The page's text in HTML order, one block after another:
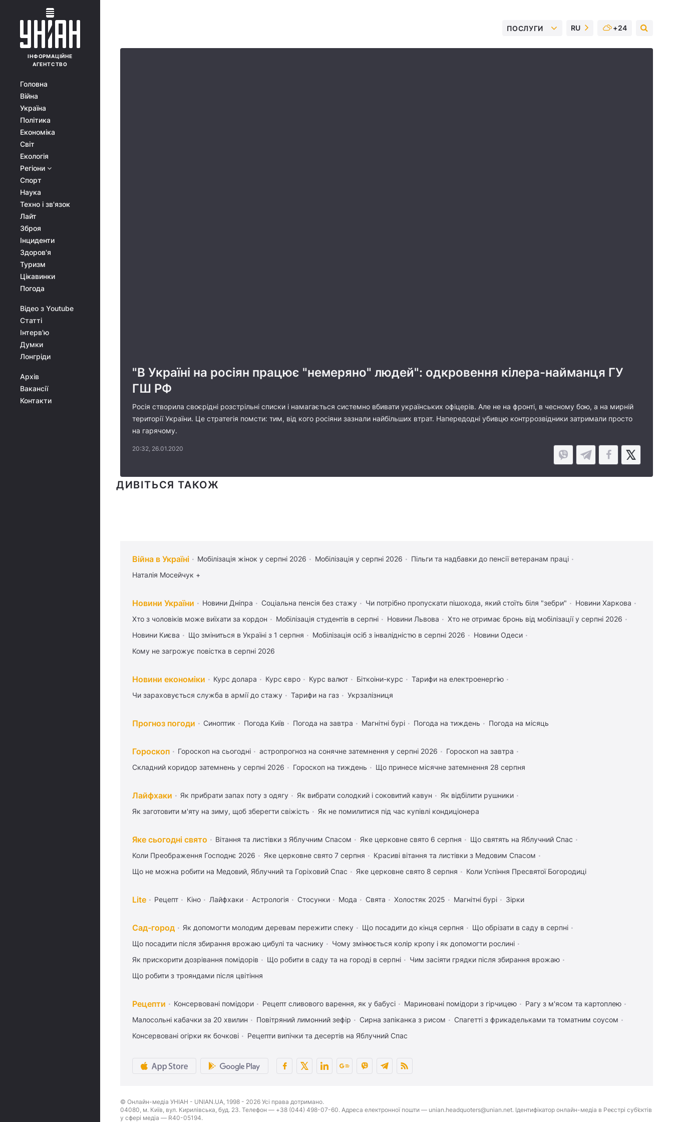
ІНФОРМАЦІЙНЕ
АГЕНТСТВО
Головна
Війна
Україна
Політика
Економіка
Світ
Екологія
Регіони
Спорт
Наука
Техно і зв'язок
Лайт
Зброя
Інциденти
Здоров'я
Туризм
Цікавинки
Погода
Відео з Youtube
Статті
Інтерв'ю
Думки
Лонгріди
Архів
Вакансії
Контакти
ПОСЛУГИ RU +24
"В Україні на росіян працює "немеряно" людей": одкровення кілера-найманця ГУ
ГШ РФ
Росія створила своєрідні розстрільні списки і намагається системно вбивати українських офіцерів. Але не на фронті, в чесному бою, а на мирній
території України. Це стратегія помсти: тим, від кого росіяни зазнали найбільших втрат. Напередодні убивцю контррозвідники затримали просто
на гарячому.
20:32, 26.01.2020
ДИВІТЬСЯ ТАКОЖ
Війна в Україні Мобілізація жінок у серпні 2026 Мобілізація у серпні 2026
Пільги та надбавки до пенсії ветеранам праці
Наталія Мосейчук +
Новини України Новини Дніпра Соціальна пенсія без стажу Чи потрібно пропускати пішохода, який стоїть біля "зебри"
Новини Харкова
Хто з чоловіків може виїхати за кордон
Мобілізація студентів в серпні Новини Львова
Хто не отримає бронь від мобілізації у серпні 2026
Новини Києва
Що зміниться в Україні з 1 серпня Мобілізація осіб з інвалідністю в серпні 2026
Новини Одеси
Кому не загрожує повістка в серпні 2026
Новини економіки Курс долара Курс євро Курс валют Біткоіни-курс
Тарифи на електроенергію
Чи зараховується служба в армії до стажу
Тарифи на газ Укрзалізниця
Прогноз погоди Синоптик Погода Київ Погода на завтра Магнітні бурі Погода на тиждень Погода на місяць
Гороскоп Гороскоп на сьогодні астропрогноз на сонячне затемнення у серпні 2026
Гороскоп на завтра
Складний коридор затемнень у серпні 2026
Гороскоп на тиждень Що принесе місячне затемнення 28 серпня
Лайфхаки Як прибрати запах поту з одягу Як вибрати солодкий і соковитий кавун
Як відбілити рушники
Як заготовити м'яту на зиму, щоб зберегти свіжість
Як не помилитися під час купівлі кондиціонера
Яке сьогодні свято Вітання та листівки з Яблучним Спасом Яке церковне свято 6 серпня
Що святять на Яблучний Спас
Коли Преображення Господнє 2026
Яке церковне свято 7 серпня
Красиві вітання та листівки з Медовим Спасом
Що не можна робити на Медовий, Яблучний та Горіховий Спас
Яке церковне свято 8 серпня Коли Успіння Пресвятої Богородиці
Lite Рецепт Кіно Лайфхаки Астрологія Стосунки Мода Свята Холостяк 2025 Магнітні бурі Зірки
Сад-город Як допомогти молодим деревам пережити спеку Що посадити до кінця серпня
Що обрізати в саду в серпні
Що посадити після збирання врожаю цибулі та часнику
Чому змінюється колір кропу і як допомогти рослині
Як прискорити дозрівання помідорів
Що робити в саду та на городі в серпні
Чим засіяти грядки після збирання врожаю
Що робити з трояндами після цвітіння
Рецепти Консервовані помідори Рецепт сливового варення, як у бабусі Мариновані помідори з гірчицею
Рагу з м'ясом та картоплею
Малосольні кабачки за 20 хвилин
Повітряний лимонний зефір Сирна запіканка з рисом
Спагетті з фрикадельками та томатним соусом
Консервовані огірки як бочкові
Рецепти випічки та десертів на Яблучний Спас
© Онлайн-медіа УНІАН - UNIAN.UA, 1998 - 2026 Усі права дотримано.
04080, м. Київ, вул. Кирилівська, буд. 23. Телефон — +38 (044) 498-07-60. Адреса електронної пошти — unian.headquoters@unian.net. Ідентифікатор онлайн-медіа в Реєстрі суб’єктів
у сфері медіа — R40-05194.